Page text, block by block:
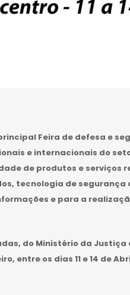
Feira de defesa e
e internacionais do
de produtos e serviços
tecnologia de segurança
e para a
do Ministério da
entre os dias 11 e 14 de